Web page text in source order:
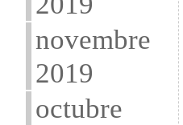
novembre
2019
octubre